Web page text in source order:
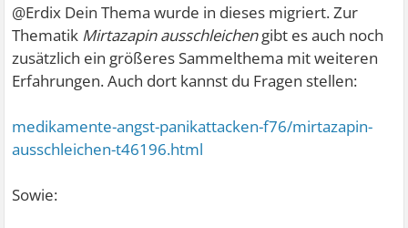
@Erdix Dein Thema wurde in dieses migriert. Zur
Thematik Mirtazapin ausschleichengibt es auch noch
zusätzlich ein größeres Sammelthema mit weiteren
Erfahrungen. Auch dort kannst du Fragen stellen:
medikamente-angst-panikattacken-f76/mirtazapin-
ausschleichen-t46196.html
Sowie: